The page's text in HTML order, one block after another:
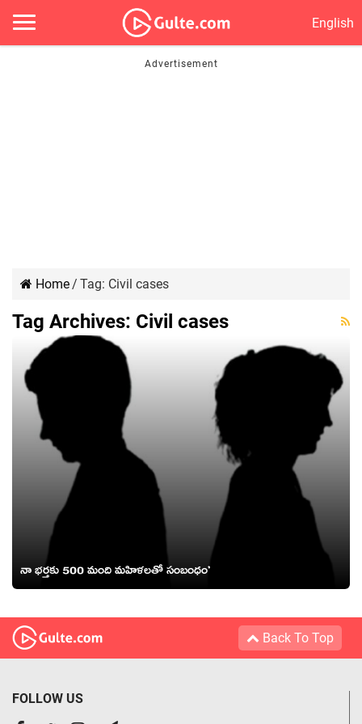
English
Home/ Tag: Civil cases
Tag Archives: Civil cases
నా భర్తకు 500 మంది మహిళలతో సంబంధం’
Back To Top
FOLLOW US